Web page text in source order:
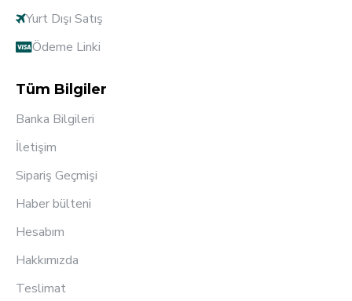
Yurt Dışı Satış
Ödeme Linki
Tüm Bilgiler
Banka Bilgileri
İletişim
Sipariş Geçmişi
Haber bülteni
Hesabım
Hakkımızda
Teslimat